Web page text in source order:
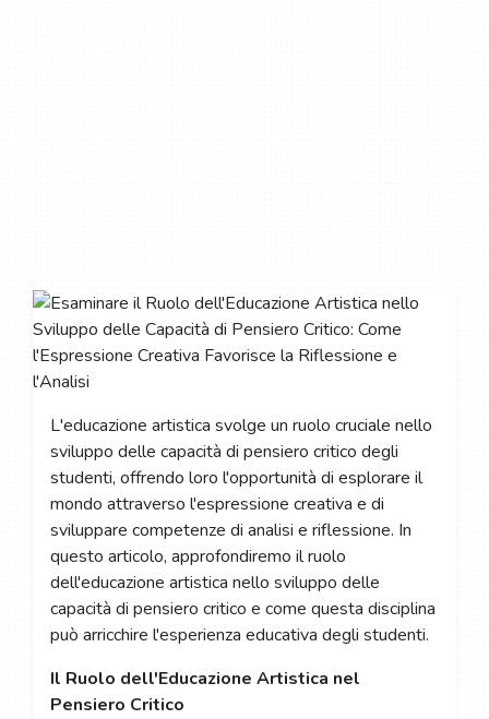
L'educazione artistica svolge un ruolo cruciale nello
sviluppo delle capacità di pensiero critico degli
studenti, offrendo loro l'opportunità di esplorare il
mondo attraverso l'espressione creativa e di
sviluppare competenze di analisi e riflessione. In
questo articolo, approfondiremo il ruolo
dell'educazione artistica nello sviluppo delle
capacità di pensiero critico e come questa disciplina
può arricchire l'esperienza educativa degli studenti.
Il Ruolo dell'Educazione Artistica nel
Pensiero Critico